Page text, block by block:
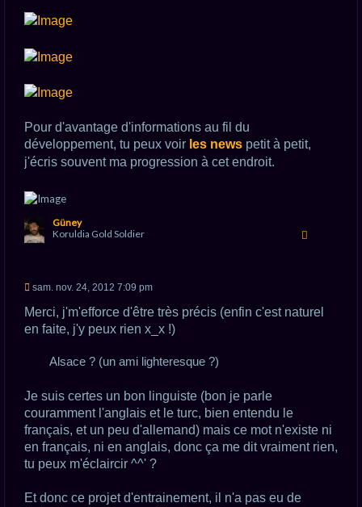
Pour d'avantage d'informations au fil du
développement, tu peux voir les news petit à petit,
j'écris souvent ma progression à cet endroit.
Güney
Koruldia Gold Soldier
M
s
a
n
l
u
sam. nov. 24, 2012 7:09 pm
Merci, j'm'efforce d'être très précis (enfin c'est naturel
en faite, j'y peux rien x_x !)
Alsace ? (un ami lighteresque ?)
Je suis certes un bon linguiste (bon je parle
couramment l'anglais et le turc, bien entendu le
français, et un peu d'allemand) mais ce mot n'existe ni
en français, ni en anglais, donc ça me dit vraiment rien,
tu peux m'éclaircir ^^' ?
Et donc ce projet d'entrainement, il n'a pas eu de